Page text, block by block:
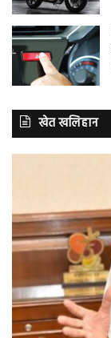
खेत खलिहान